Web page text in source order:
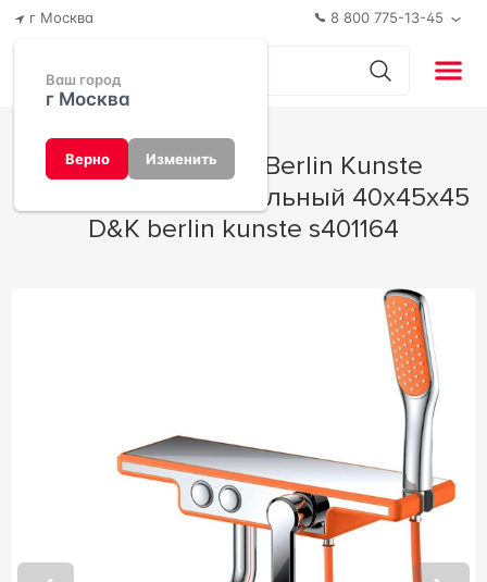
г Москва
Ваш город
г Москва
Верно Изменить
8 800 775-13-45
Смеситель D&K Berlin Kunste
DA1443313 универсальный 40x45x45
D&K berlin kunste s401164